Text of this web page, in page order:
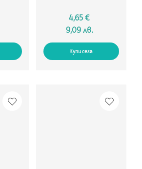
4,65 €
9,09 лв.
Купи сега